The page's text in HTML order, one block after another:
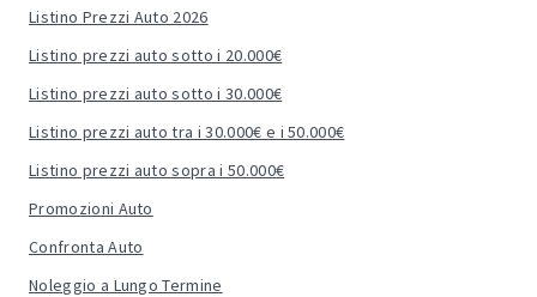
Listino Prezzi Auto 2026
Listino prezzi auto sotto i 20.000€
Listino prezzi auto sotto i 30.000€
Listino prezzi auto tra i 30.000€ e i 50.000€
Listino prezzi auto sopra i 50.000€
Promozioni Auto
Confronta Auto
Noleggio a Lungo Termine